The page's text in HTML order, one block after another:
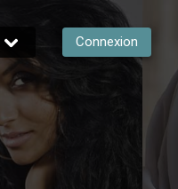
Connexion